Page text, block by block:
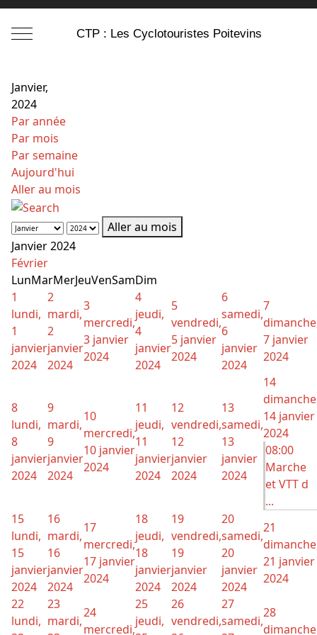
Mobile Menu ToggleCTP : Les Cyclotouristes Poitevins
Janvier,
2024
Par année
Par mois
Par semaine
Aujourd'hui
Aller au mois
Aller au mois
Janvier 2024
Février
LunMarMerJeuVenSamDim
1
lundi,
1
janvier
2024
2
mardi,
2
janvier
2024
3
mercredi,
3 janvier
2024
4
jeudi,
4
janvier
2024
5
vendredi,
5 janvier
2024
6
samedi,
6
janvier
2024
7
7 janvier
2024
8
lundi,
8
janvier
2024
9
mardi,
9
janvier
2024
10
mercredi,
10 janvier
2024
11
jeudi,
11
janvier
2024
12
vendredi,
12
janvier
2024
13
samedi,
13
janvier
2024
14
14 janvier
2024
08:00
Marche
et VTT d
...
15
lundi,
15
janvier
2024
16
mardi,
16
janvier
2024
17
mercredi,
17 janvier
2024
18
jeudi,
18
janvier
2024
19
vendredi,
19
janvier
2024
20
samedi,
20
janvier
2024
21
21 janvier
2024
22
lundi,
23
mardi,
24
mercredi,
25
jeudi,
26
vendredi,
27
samedi,
28